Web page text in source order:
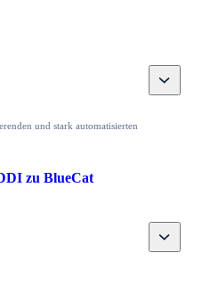
Toggle
und stark automatisierten
zu BlueCat
Toggle